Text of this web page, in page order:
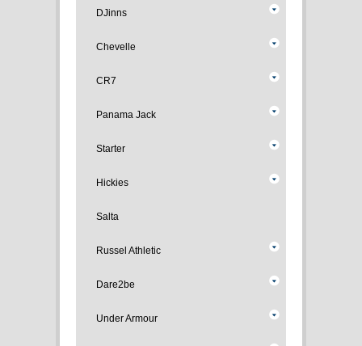
DJinns
Chevelle
CR7
Panama Jack
Starter
Hickies
Salta
Russel Athletic
Dare2be
Under Armour